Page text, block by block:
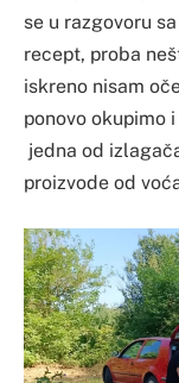
se u razgovoru
recept, proba
iskreno nisam
ponovo okupimo
jedna od
proizvode od